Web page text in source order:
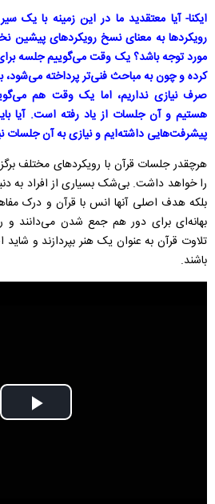
ایکنا- آیا معتقدید ما در این زمینه با یک
رویکردها به معنای نسخ رویکردهای پیشین
مورد توجه باشد؟ یک وقت می‌گوییم جلسه
کرده و چون به مباحث فنی‌تر پرداخته می‌شود،
صرف نیازی نداریم، اما یک ‌وقت هم
هستیم و آن جلسات از یاد رفته است. آیا
پیشرفت‌هایی داشته‌ایم و نیازی به آن
هرچقدر جلسات قرآن با رویکردهای مختلف
را خواهد داشت. بی‌شک بسیاری از افراد به
بلکه هدف اصلی آنها انس با قرآن و درک
بهانه‌ای برای دور هم جمع شدن می‌دانند و
تلاوت قرآن به عنوان یک هنر بپردازند و شاید
باشند.
Play